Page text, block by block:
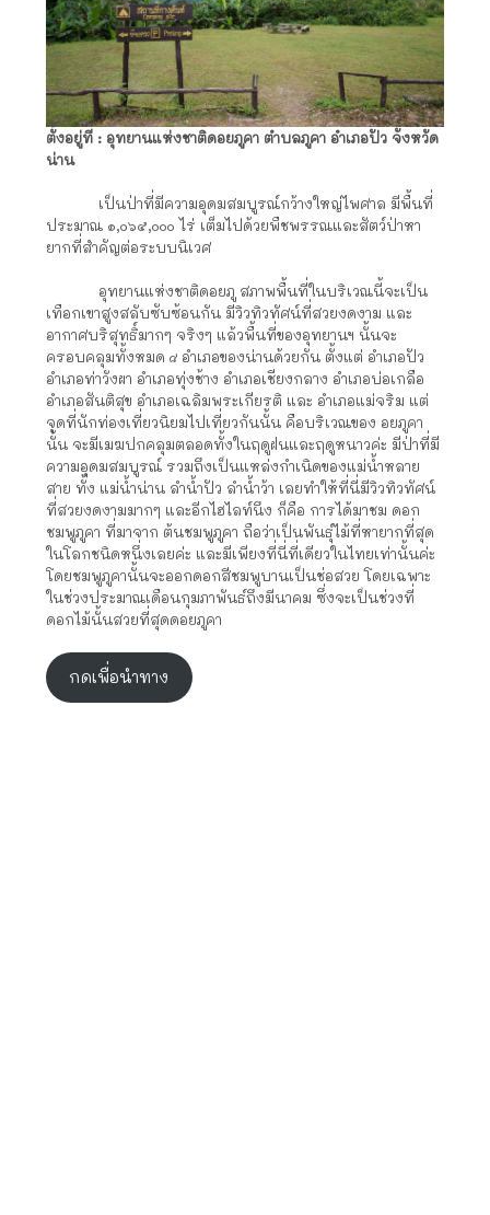
ตั้งอยู่ที่ : อุทยานแห่งชาติดอยภูคา ตำบลภูคา อำเภอปัว จังหวัด
น่าน
เป็นป่าที่มีความอุดมสมบูรณ์กว้างใหญ่ไพศาล มีพื้นที่
ประมาณ ๑,๐๖๕,๐๐๐ ไร่ เต็มไปด้วยพืชพรรณและสัตว์ป่าหา
ยากที่สำคัญต่อระบบนิเวศ
อุทยานแห่งชาติดอยภู สภาพพื้นที่ในบริเวณนี้จะเป็น
เทือกเขาสูงสลับซับซ้อนกัน มีวิวทิวทัศน์ที่สวยงดงาม และ
อากาศบริสุทธิ์มากๆ จริงๆ แล้วพื้นที่ของอุทยานฯ นั้นจะ
ครอบคลุมทั้งหมด ๘ อำเภอของน่านด้วยกัน ตั้งแต่ อำเภอปัว
อำเภอท่าวังผา อำเภอทุ่งช้าง อำเภอเชียงกลาง อำเภอบ่อเกลือ
อำเภอสันติสุข อำเภอเฉลิมพระเกียรติ และ อำเภอแม่จริม แต่
จุดที่นักท่องเที่ยวนิยมไปเที่ยวกันนั้น คือบริเวณของ อยภูคา
นั้น จะมีเมฆปกคลุมตลอดทั้งในฤดูฝนและฤดูหนาวค่ะ มีป่าที่มี
ความอุดมสมบูรณ์ รวมถึงเป็นแหล่งกำเนิดของแม่น้ำหลาย
สาย ทั้ง แม่น้ำน่าน ลำน้ำปัว ลำน้ำว้า เลยทำให้ที่นี่มีวิวทิวทัศน์
ที่สวยงดงามมากๆ และอีกไฮไลท์นึง ก็คือ การได้มาชม ดอก
ชมพูภูคา ที่มาจาก ต้นชมพูภูคา ถือว่าเป็นพันธุ์ไม้ที่หายากที่สุด
ในโลกชนิดหนึ่งเลยค่ะ และมีเพียงที่นี่ที่เดียวในไทยเท่านั้นค่ะ
โดยชมพูภูคานั้นจะออกดอกสีชมพูบานเป็นช่อสวย โดยเฉพาะ
ในช่วงประมาณเดือนกุมภาพันธ์ถึงมีนาคม ซึ่งจะเป็นช่วงที่
ดอกไม้นั้นสวยที่สุดดอยภูคา
กดเพื่อนำทาง